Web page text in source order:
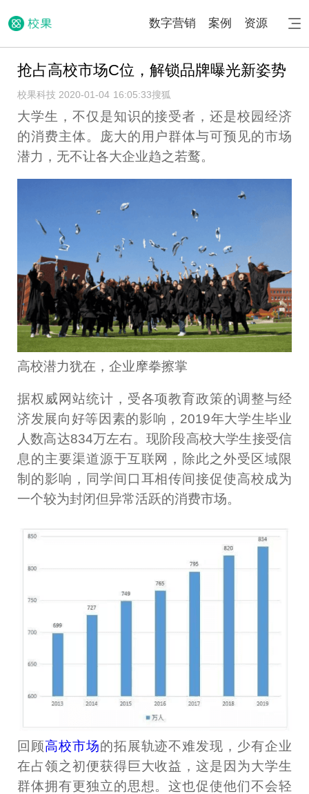
数字营销 案例 资源
抢占高校市场C位，解锁品牌曝光新姿势
校果科技 2020-01-04 16:05:33搜狐
大学生，不仅是知识的接受者，还是校园经济
的消费主体。庞大的用户群体与可预见的市场
潜力，无不让各大企业趋之若鹜。
高校潜力犹在，企业摩拳擦掌
据权威网站统计，受各项教育政策的调整与经
济发展向好等因素的影响，2019年大学生毕业
人数高达834万左右。现阶段高校大学生接受信
息的主要渠道源于互联网，除此之外受区域限
制的影响，同学间口耳相传间接促使高校成为
一个较为封闭但异常活跃的消费市场。
回顾高校市场的拓展轨迹不难发现，少有企业
在占领之初便获得巨大收益，这是因为大学生
群体拥有更独立的思想。这也促使他们不会轻